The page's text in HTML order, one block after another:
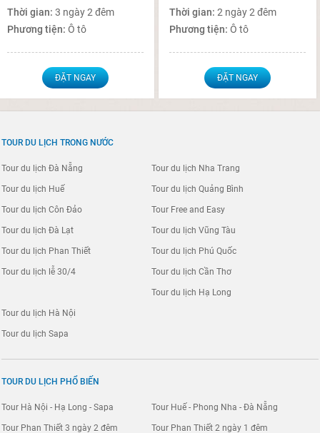
Thời gian:3 ngày 2 đêm
Phương tiện:Ô tô
ĐẶT NGAY
Thời gian:2 ngày 2 đêm
Phương tiện:Ô tô
ĐẶT NGAY
TOUR DU LỊCH TRONG NƯỚC
Tour du lịch Đà Nẵng
Tour du lịch Huế
Tour du lịch Côn Đảo
Tour du lịch Nha Trang
Tour du lịch Quảng Bình
Tour Free and Easy
Tour du lịch Đà Lạt
Tour du lịch Phan Thiết
Tour du lịch lễ 30/4
Tour du lịch Vũng Tàu
Tour du lịch Phú Quốc
Tour du lịch Cần Thơ
Tour du lịch Hạ Long
Tour du lịch Hà Nội
Tour du lịch Sapa
TOUR DU LỊCH PHỔ BIẾN
Tour Hà Nội - Hạ Long - Sapa Tour Huế - Phong Nha - Đà Nẵng
Tour Phan Thiết 3 ngày 2 đêm Tour Phan Thiết 2 ngày 1 đêm